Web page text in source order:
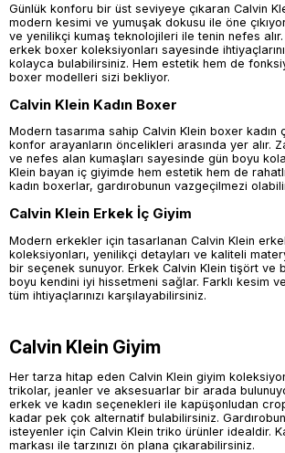
Günlük konforu bir üst seviyeye çıkaran Calvin
modern kesimi ve yumuşak dokusu ile öne
ve yenilikçi kumaş teknolojileri ile tenin nefes alır.
erkek boxer koleksiyonları sayesinde
kolayca bulabilirsiniz. Hem estetik hem de
boxer modelleri sizi bekliyor.
Calvin Klein Kadın Boxer
Modern tasarıma sahip Calvin Klein boxer kadın
konfor arayanların öncelikleri arasında yer alır.
ve nefes alan kumaşları sayesinde gün boyu
Klein bayan iç giyimde hem estetik hem de
kadın boxerlar, gardırobunun vazgeçilmezi
Calvin Klein Erkek İç Giyim
Modern erkekler için tasarlanan Calvin Klein
koleksiyonları, yenilikçi detayları ve kaliteli
bir seçenek sunuyor. Erkek Calvin Klein tişört ve
boyu kendini iyi hissetmeni sağlar. Farklı kesim
tüm ihtiyaçlarınızı karşılayabilirsiniz.
Calvin Klein Giyim
Her tarza hitap eden Calvin Klein giyim
trikolar, jeanler ve aksesuarlar bir arada
erkek ve kadın seçenekleri ile kapüşonludan
kadar pek çok alternatif bulabilirsiniz.
isteyenler için Calvin Klein triko ürünler idealdir.
markası ile tarzınızı ön plana çıkarabilirsiniz.